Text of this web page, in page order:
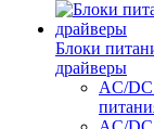
Блоки
драйверы
AC/